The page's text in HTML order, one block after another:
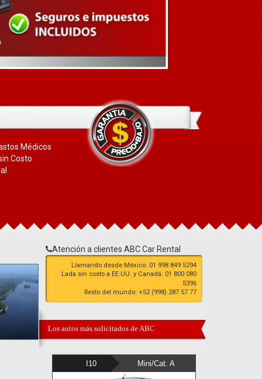
Médicos
Costo
Atención a clientes ABC Car Rental
Llamando desde México: 01 998 849 5294
Lada sin costo a EE.UU. y Canadá: 01 800 080
5396
Resto del mundo: +52 (998) 287 57 77
Los autos más solicitados de ABC
I10 Mini/Cat. A